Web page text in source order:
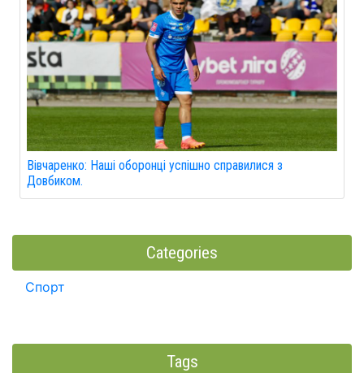
Вівчаренко: Наші оборонці успішно справилися з
Довбиком.
Categories
Спорт
Tags